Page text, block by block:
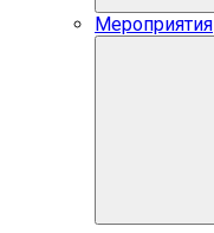
Мероприятия